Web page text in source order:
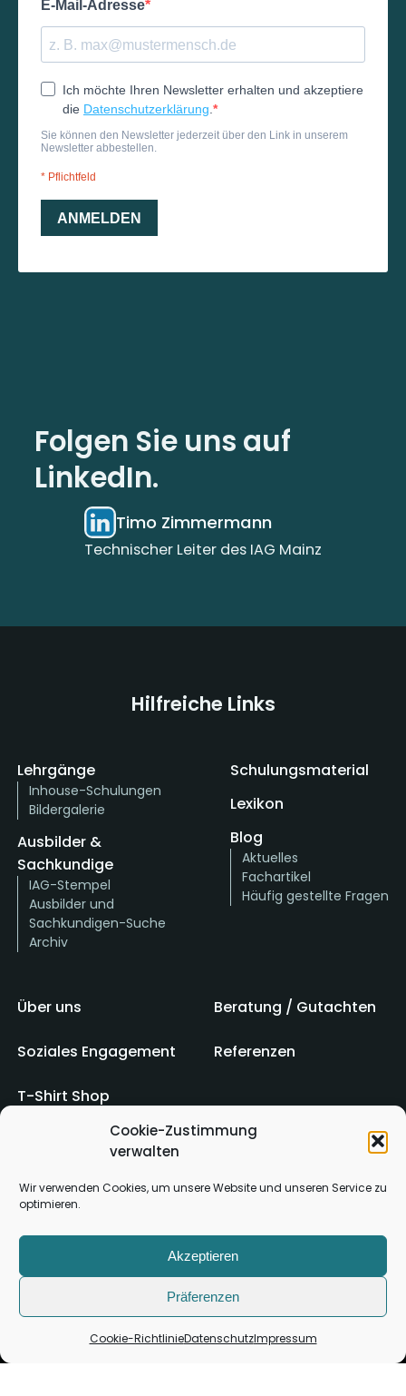
Cookie-Zustimmung
verwalten
Wir verwenden Cookies, um unsere Website und unseren Service zu
optimieren.
Akzeptieren
Präferenzen
Cookie-RichtlinieDatenschutzImpressum
Folgen Sie uns auf
LinkedIn.
Timo Zimmermann
Technischer Leiter des IAG Mainz
Hilfreiche Links
Lehrgänge
Inhouse-Schulungen
Bildergalerie
Ausbilder &
Sachkundige
IAG-Stempel
Ausbilder und
Sachkundigen-Suche
Archiv
Schulungsmaterial
Lexikon
Blog
Aktuelles
Fachartikel
Häufig gestellte Fragen
Über uns Beratung / Gutachten
Soziales Engagement Referenzen
T-Shirt Shop
Impressum AGB